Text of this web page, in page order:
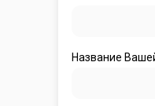
Название